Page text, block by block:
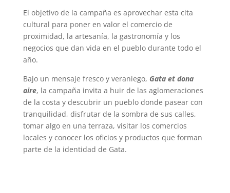
El objetivo de la campaña es aprovechar esta cita
cultural para poner en valor el comercio de
proximidad, la artesanía, la gastronomía y los
negocios que dan vida en el pueblo durante todo el
año.
Bajo un mensaje fresco y veraniego, Gata et dona
aire, la campaña invita a huir de las aglomeraciones
de la costa y descubrir un pueblo donde pasear con
tranquilidad, disfrutar de la sombra de sus calles,
tomar algo en una terraza, visitar los comercios
locales y conocer los oficios y productos que forman
parte de la identidad de Gata.